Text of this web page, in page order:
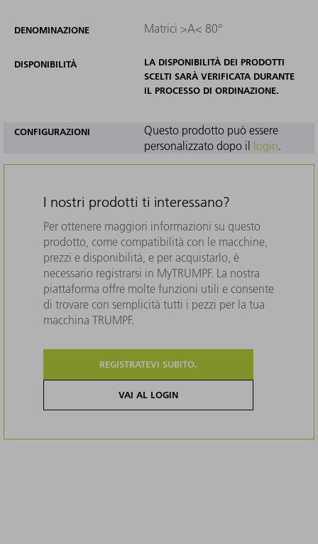
DENOMINAZIONE Matrici >A< 80°
DISPONIBILITÀ
LA DISPONIBILITÀ DEI PRODOTTI
SCELTI SARÀ VERIFICATA DURANTE
IL PROCESSO DI ORDINAZIONE.
CONFIGURAZIONI
Questo prodotto può essere
personalizzato dopo il
login.
I nostri prodotti ti interessano?
Per ottenere maggiori informazioni su questo
prodotto, come compatibilità con le macchine,
prezzi e disponibilità, e per acquistarlo, è
necessario registrarsi in MyTRUMPF. La nostra
piattaforma offre molte funzioni utili e consente
di trovare con semplicità tutti i pezzi per la tua
macchina TRUMPF.
REGISTRATEVI SUBITO.
VAI AL LOGIN